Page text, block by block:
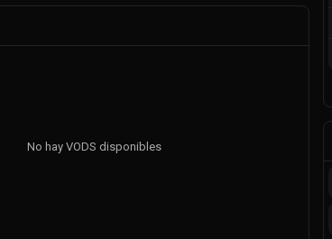
No hay VODS disponibles